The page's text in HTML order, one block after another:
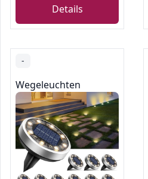
Details
-
Wegeleuchten